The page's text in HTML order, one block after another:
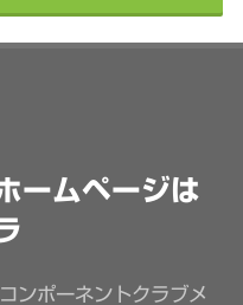
ームページは
コンポーネントクラブメ